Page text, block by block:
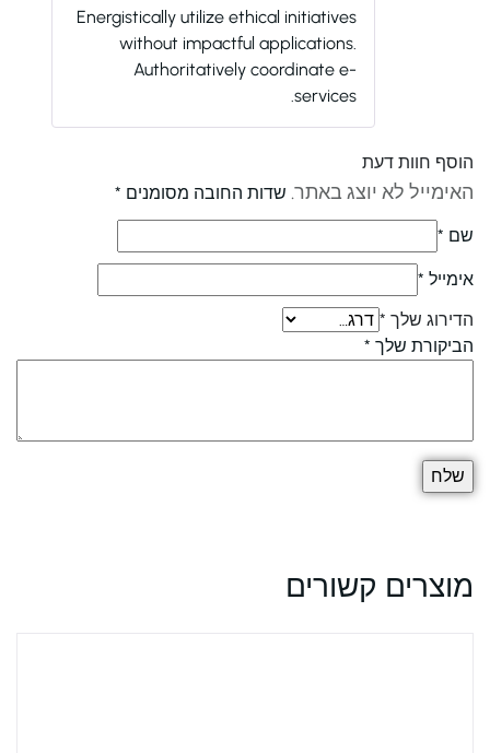
5
Energistically utilize ethical initiatives
without impactful applications.
Authoritatively coordinate e-
services.
הוסף חוות דעת
האימייל לא יוצג באתר. שדות החובה מסומנים *
שם *
אימייל *
הדירוג שלך *
הביקורת שלך *
מוצרים קשורים